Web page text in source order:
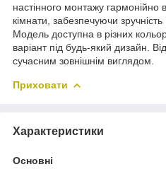
настінного монтажу гармонійно
кімнати, забезпечуючи
Модель доступна в різних
варіант під будь-який дизайн.
сучасним зовнішнім виглядом.
Приховати
Характеристики
Основні